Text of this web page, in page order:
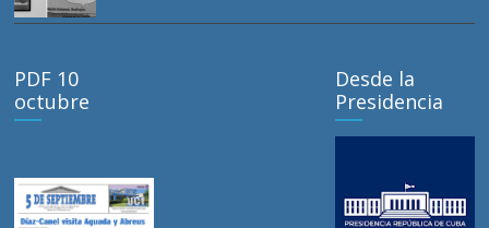
PDF 10
octubre
Desde la
Presidencia